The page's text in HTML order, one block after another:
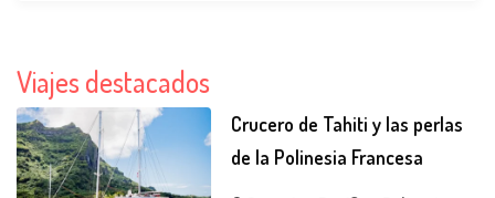
Viajes destacados
Crucero de Tahiti y las perlas
de la Polinesia Francesa